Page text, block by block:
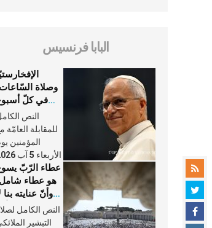
البابا فرنسيس
وصلاة
في كلّ
وكلّ يوم، هما
النَّفَس في حياة
الكنيسة
النص
للمقابلة العامّة
المؤمنين
الأربعاء 5 آب 2026
عطاء الرّبّ
هو عطاء
وأنّ عنايته بنا
تغيب عنّا
النص الكامل
التبشير